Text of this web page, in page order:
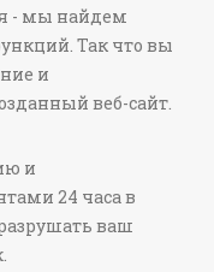
- мы найдем
Так что вы
и
веб-сайт.
и
24 часа в
ваш